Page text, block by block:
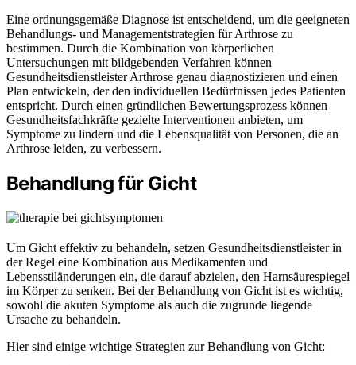
Eine ordnungsgemäße Diagnose ist entscheidend, um die geeigneten
Behandlungs- und Managementstrategien für Arthrose zu
bestimmen. Durch die Kombination von körperlichen
Untersuchungen mit bildgebenden Verfahren können
Gesundheitsdienstleister Arthrose genau diagnostizieren und einen
Plan entwickeln, der den individuellen Bedürfnissen jedes Patienten
entspricht. Durch einen gründlichen Bewertungsprozess können
Gesundheitsfachkräfte gezielte Interventionen anbieten, um
Symptome zu lindern und die Lebensqualität von Personen, die an
Arthrose leiden, zu verbessern.
Behandlung für Gicht
Um Gicht effektiv zu behandeln, setzen Gesundheitsdienstleister in
der Regel eine Kombination aus Medikamenten und
Lebensstiländerungen ein, die darauf abzielen, den Harnsäurespiegel
im Körper zu senken. Bei der Behandlung von Gicht ist es wichtig,
sowohl die akuten Symptome als auch die zugrunde liegende
Ursache zu behandeln.
Hier sind einige wichtige Strategien zur Behandlung von Gicht: